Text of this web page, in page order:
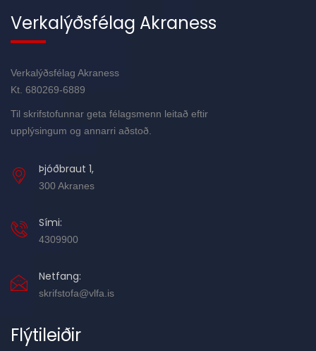
Verkalýðsfélag Akraness
Verkalýðsfélag Akraness
Kt. 680269-6889
Til skrifstofunnar geta félagsmenn leitað eftir
upplýsingum og annarri aðstoð.
Þjóðbraut 1,
300 Akranes
Sími:
4309900
Netfang:
skrifstofa@vlfa.is
Flýtileiðir